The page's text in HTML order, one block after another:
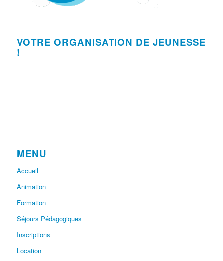
VOTRE ORGANISATION DE JEUNESSE
!
MENU
Accueil
Animation
Formation
Séjours Pédagogiques
Inscriptions
Location